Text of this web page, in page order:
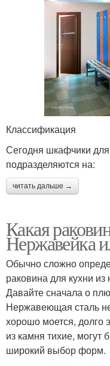
Классификация
Сегодня шкафчики для
подразделяются на:
читать дальше →
Какая
Нержавейка
Обычно сложно
раковина для кухни
Давайте сначала о
Нержавеющая сталь
хорошо моется, долго
из камня тихие, могут
широкий выбор форм.